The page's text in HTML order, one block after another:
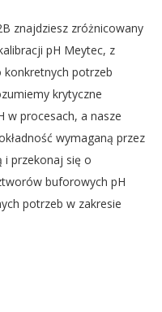
znajdziesz zróżnicowany
pH Meytec, z
potrzeb
krytyczne
w procesach, a nasze
wymaganą przez
i przekonaj się o
buforowych pH
potrzeb w zakresie